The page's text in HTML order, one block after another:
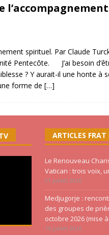
l’accompagnement
spirituel. Par Claude
Pentecôte. J’ai besoin
? Y aurait-il une honte à
forme de […]
ARTICLES FRAT
Le Renouveau
Vatican : trois voix,
21 juillet 2026
Medjugorje :
des groupes de
octobre 2026 (mise
16 juillet 2026